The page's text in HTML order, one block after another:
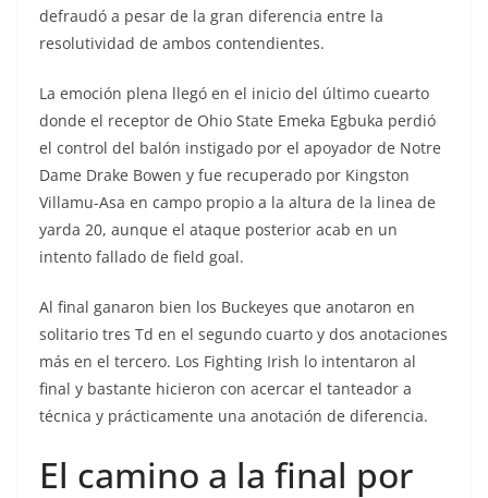
defraudó a pesar de la gran diferencia entre la
resolutividad de ambos contendientes.
La emoción plena llegó en el inicio del último cuearto
donde el receptor de Ohio State Emeka Egbuka perdió
el control del balón instigado por el apoyador de Notre
Dame Drake Bowen y fue recuperado por Kingston
Villamu-Asa en campo propio a la altura de la linea de
yarda 20, aunque el ataque posterior acab en un
intento fallado de field goal.
Al final ganaron bien los Buckeyes que anotaron en
solitario tres Td en el segundo cuarto y dos anotaciones
más en el tercero. Los Fighting Irish lo intentaron al
final y bastante hicieron con acercar el tanteador a
técnica y prácticamente una anotación de diferencia.
El camino a la final por